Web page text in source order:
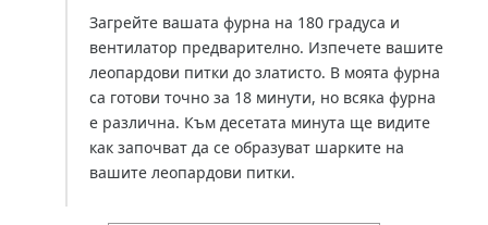
Загрейте вашата фурна на 180 градуса и
вентилатор предварително. Изпечете вашите
леопардови питки до златисто. В моята фурна
са готови точно за 18 минути, но всяка фурна
е различна. Към десетата минута ще видите
как започват да се образуват шарките на
вашите леопардови питки.